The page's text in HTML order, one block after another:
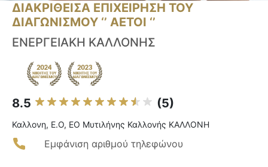
ΔΙΑΚΡΙΘΕΙΣΑ ΕΠΙΧΕΙΡΗΣΗ ΤΟΥ
ΔΙΑΓΩΝΙΣΜΟΥ ‘’ ΑΕΤΟΙ ‘’
ΕΝΕΡΓΕΙΑΚΗ ΚΑΛΛΟΝΗΣ
8.5 (5)
Καλλονη, Ε.Ο, ΕΟ Μυτιλήνης Καλλονής ΚΑΛΛΟΝΗ
Εμφάνιση αριθμού τηλεφώνου